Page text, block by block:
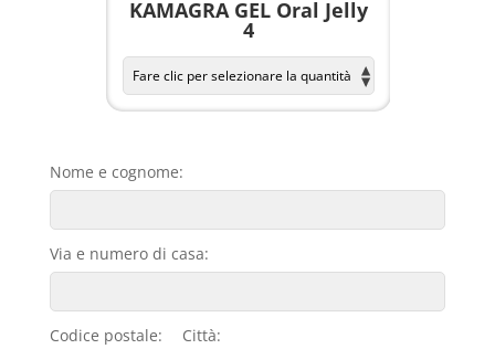
KAMAGRA GEL Oral Jelly
4
Nome e cognome:
Via e numero di casa:
Codice postale: Città: